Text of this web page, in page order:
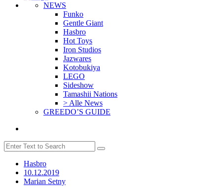
NEWS
Funko
Gentle Giant
Hasbro
Hot Toys
Iron Studios
Jazwares
Kotobukiya
LEGO
Sideshow
Tamashii Nations
> Alle News
GREEDO’S GUIDE
Hasbro
10.12.2019
Marian Setny